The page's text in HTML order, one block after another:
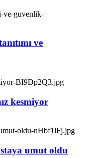
ve
kesmiyor
umut oldu